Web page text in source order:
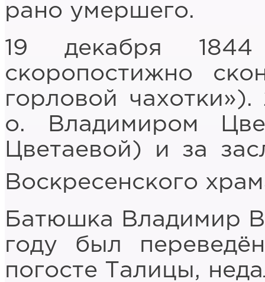
рано умершего.
19 декабря
скоропостижно
горловой
о. Владимиром
Цветаевой) и за
Воскресенского
Батюшка Владимир
году был
погосте Талицы,